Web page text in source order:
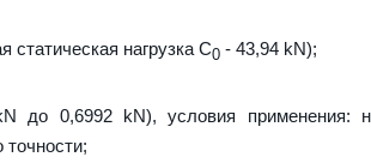
статическая нагрузка С0 - 43,94 kN);
до 0,6992 kN), условия применения:
точности;